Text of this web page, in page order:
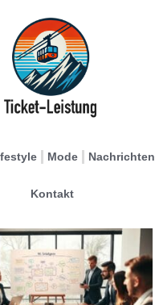
Mode Nachrichten
Kontakt